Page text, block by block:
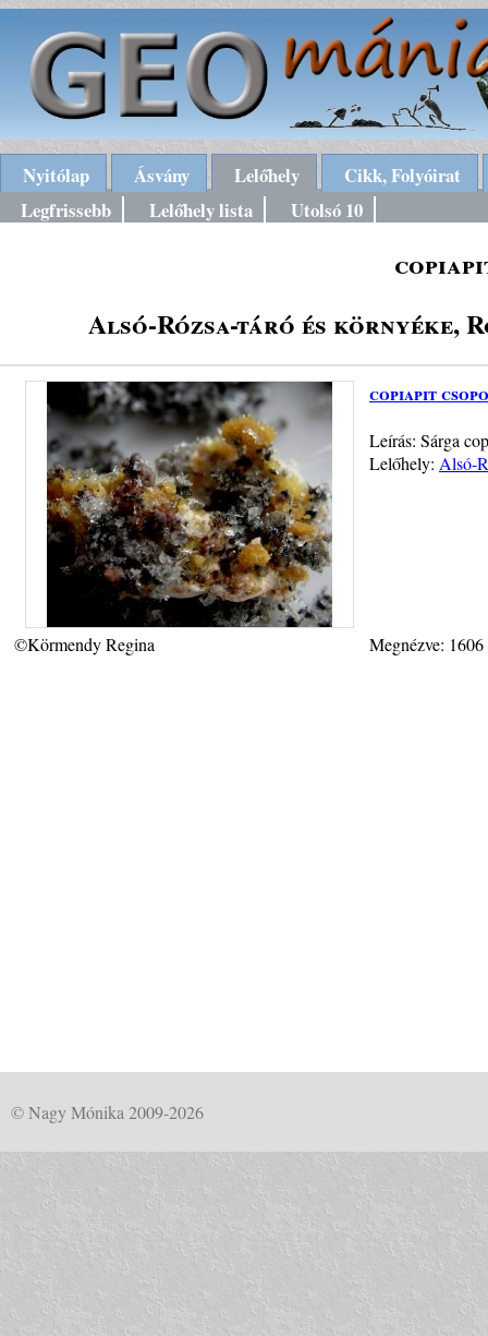
Nyitólap Ásvány Lelőhely
Cikk, Folyóirat
Legfrissebb
Lelőhely lista Utolsó 10
Alsó-Rózsa-táró és környéke,
copiapit
Leírás: Sárga
Lelőhely: Alsó-
©Körmendy Regina Megnézve:
© Nagy Mónika 2009-2026